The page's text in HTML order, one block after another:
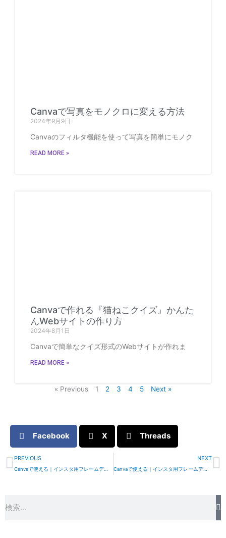
Canvaで写真をモノクロに変える方法
2024年9月9日
Canvaのフィルタ機能を使って写真を簡単にモノク
READ MORE »
Canvaで作れる『猫ねこクイズ』かんた
んWebサイトの作り方
2024年8月1日
Canvaで簡単なクイズ形式のWebサイトが作れま
READ MORE »
« Previous 1 2 3 4 5 Next »
Facebook X Threads
Prev
PREVIOUS
Canvaで使える｜インスタ用フレームデザイン#28
NEXT
Canvaで使える｜インスタ用フレームデザイン#35
索